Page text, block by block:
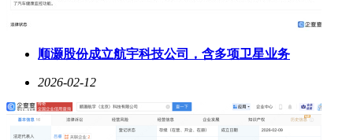
顺灏股份成立航宇科技公司，含多项卫星业务
2026-02-12